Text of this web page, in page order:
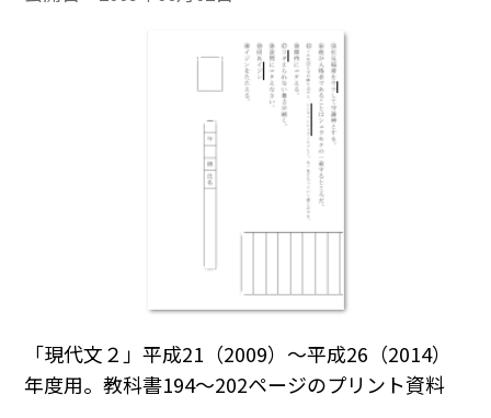
「現代文２」平成21（2009）～平成26（2014）
年度用。教科書194～202ページのプリント資料